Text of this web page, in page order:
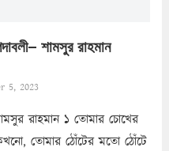
শামসুর রাহমান
5, 2023
রাহমান ১ তোমার চোখের
তোমার ঠোঁটের মতো ঠোঁটে